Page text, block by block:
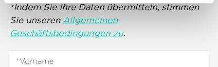
*Indem Sie Ihre Daten übermitteln, stimmen
Sie unseren Allgemeinen
Geschäftsbedingungen zu.